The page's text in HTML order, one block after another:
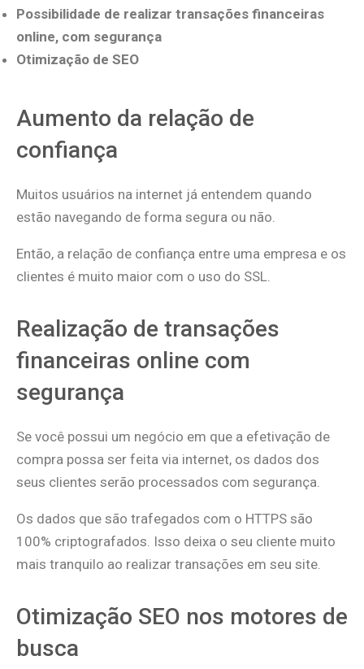
Possibilidade de realizar transações financeiras
online, com segurança
Otimização de SEO
Aumento da relação de
confiança
Muitos usuários na internet já entendem quando
estão navegando de forma segura ou não.
Então, a relação de confiança entre uma empresa e os
clientes é muito maior com o uso do SSL.
Realização de transações
financeiras online com
segurança
Se você possui um negócio em que a efetivação de
compra possa ser feita via internet, os dados dos
seus clientes serão processados com segurança.
Os dados que são trafegados com o HTTPS são
100% criptografados. Isso deixa o seu cliente muito
mais tranquilo ao realizar transações em seu site.
Otimização SEO nos motores de
busca